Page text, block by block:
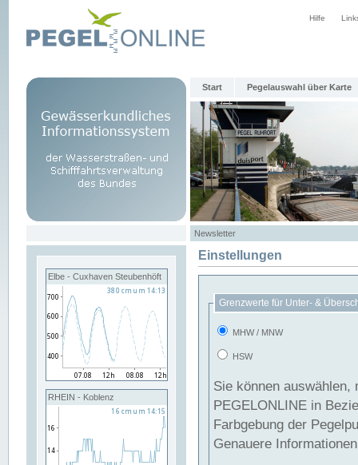
Hilfe
Start Pegelauswahl über Karte
Newsletter
Elbe - Cuxhaven Steubenhöft
RHEIN - Koblenz
Einstellungen
Grenzwerte für Unter- &
MHW / MNW
HSW
Sie können
PEGELONLINE in Beziehung
Farbgebung der
Genauere